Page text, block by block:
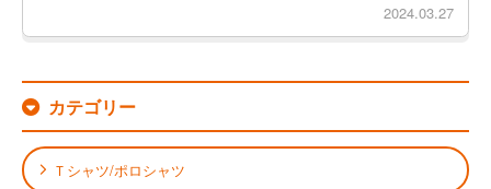
2024.03.27
カテゴリー
Ｔシャツ/ポロシャツ